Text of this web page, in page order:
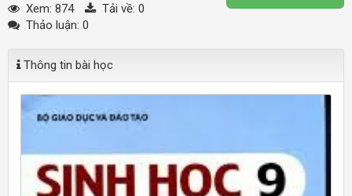
Xem: 874 Tải về: 0
Thảo luận: 0
Thông tin bài học